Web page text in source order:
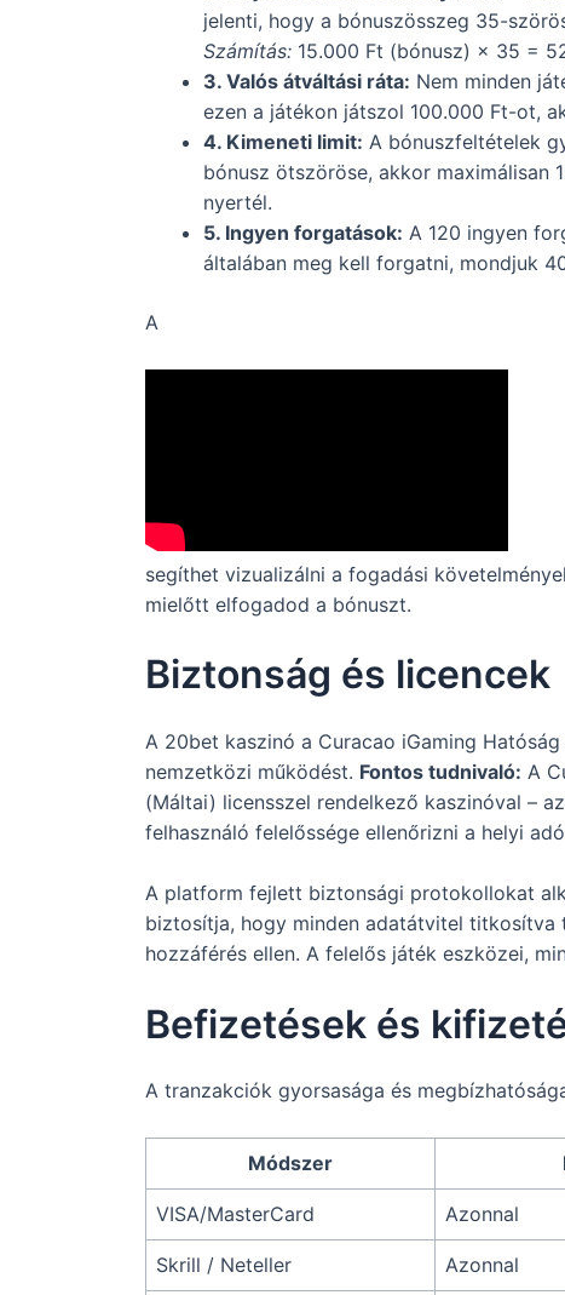
jelenti, hogy a bónuszösszeg 35-
Számítás: 15.000 Ft (bónusz) × 35 =
3. Valós átváltási ráta: Nem minden
ezen a játékon játszol 100.000 Ft-ot,
4. Kimeneti limit: A bónuszfeltételek
bónusz ötszöröse, akkor
nyertél.
5. Ingyen forgatások: A 120 ingyen
általában meg kell forgatni, mondjuk
A
segíthet vizualizálni a fogadási
mielőtt elfogadod a bónuszt.
Biztonság és licencek
A 20bet kaszinó a Curacao iGaming
nemzetközi működést. Fontos tudnivaló: A
(Máltai) licensszel rendelkező kaszinóval –
felhasználó felelőssége ellenőrizni a helyi
A platform fejlett biztonsági protokollokat
biztosítja, hogy minden adatátvitel
hozzáférés ellen. A felelős játék eszközei,
Befizetések és
A tranzakciók gyorsasága és
Módszer
VISA/MasterCard Azonnal
Skrill / Neteller Azonnal